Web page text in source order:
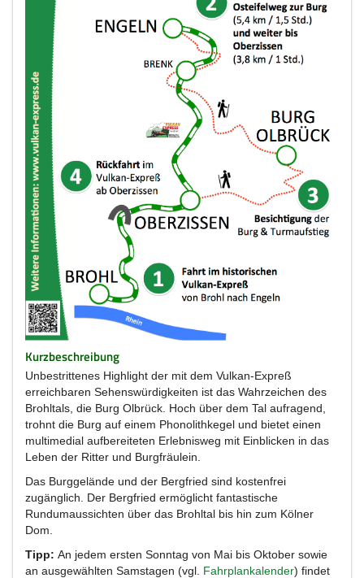
Kurzbeschreibung
Unbestrittenes Highlight der mit dem Vulkan-Expreß
erreichbaren Sehenswürdigkeiten ist das Wahrzeichen des
Brohltals, die Burg Olbrück. Hoch über dem Tal aufragend,
trohnt die Burg auf einem Phonolithkegel und bietet einen
multimedial aufbereiteten Erlebnisweg mit Einblicken in das
Leben der Ritter und Burgfräulein.
Das Burggelände und der Bergfried sind kostenfrei
zugänglich. Der Bergfried ermöglicht fantastische
Rundumaussichten über das Brohltal bis hin zum Kölner
Dom.
Tipp: An jedem ersten Sonntag von Mai bis Oktober sowie
an ausgewählten Samstagen (vgl. Fahrplankalender) findet